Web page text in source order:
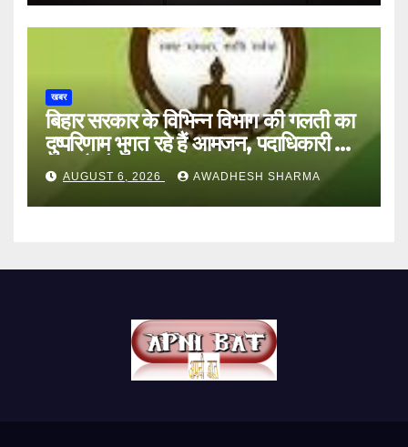
खबर
बिहार सरकार के विभिन्न विभाग की गलती का
दुष्परिणाम भुगत रहे हैं आमजन, पदाधिकारी और
अन्य हैं मौन
AUGUST 6, 2026 AWADHESH SHARMA